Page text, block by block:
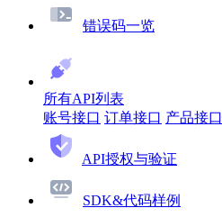
错误码一览
所有API列表
账号接口 订单接口 产品接口
API授权与验证
SDK&代码样例